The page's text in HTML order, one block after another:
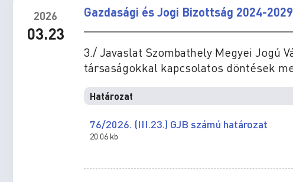
2026
03.23
Gazdasági és Jogi Bizottság 2024-
3./ Javaslat Szombathely Megyei Jogú
társaságokkal kapcsolatos döntések
Határozat
76/2026. (III.23.) GJB számú határozat
20.06 kb